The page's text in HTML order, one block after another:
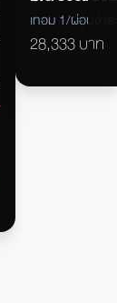
ในการแก้ปัญหาไ
ยังผลิตบัณฑิตที่
กศน.
เทอม 1/ผ่อนชำระ
28,333 บาท